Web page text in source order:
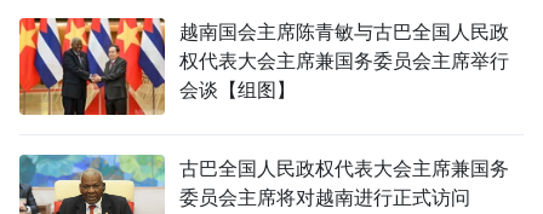
越南国会主席陈青敏与古巴全国人民政
权代表大会主席兼国务委员会主席举行
会谈【组图】
古巴全国人民政权代表大会主席兼国务
委员会主席将对越南进行正式访问